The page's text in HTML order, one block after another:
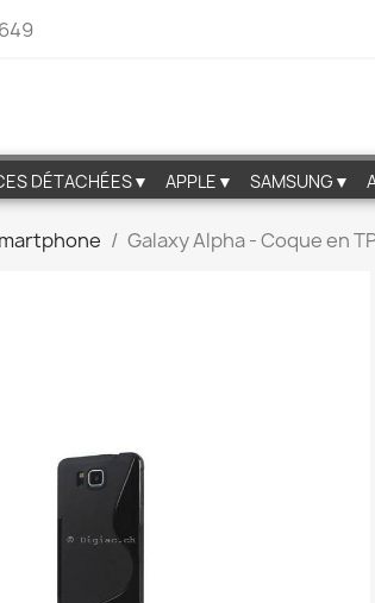
DÉTACHÉES▼ APPLE▼ SAMSUNG▼
Galaxy Alpha - Coque en